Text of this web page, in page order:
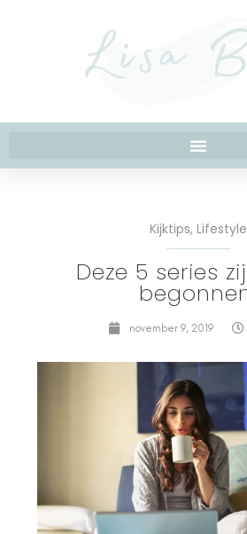
Kijktips, Lifestyle
Deze 5 series
november 9, 2019